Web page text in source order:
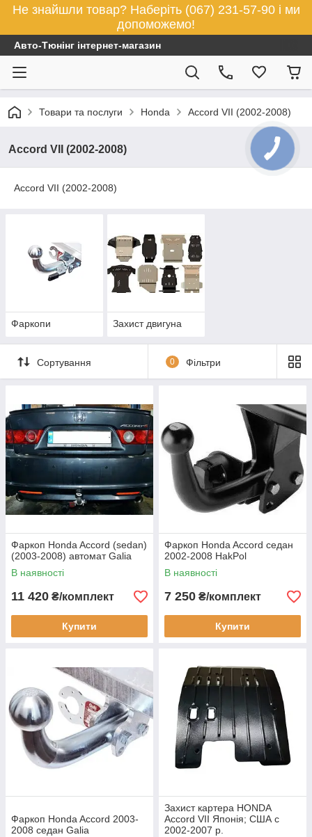
Не знайшли товар? Наберіть (067) 231-57-90 і ми
допоможемо!
Авто-Тюнінг інтернет-магазин
Товари та послуги Honda Accord VII (2002-2008)
Accord VII (2002-2008)
Accord VII (2002-2008)
Фаркопи Захист двигуна
Сортування 0 Фільтри
Фаркоп Honda Accord (sedan)
(2003-2008) автомат Galia
В наявності
11 420 ₴/комплект
Купити
Фаркоп Honda Accord седан
2002-2008 HakPol
В наявності
7 250 ₴/комплект
Купити
Фаркоп Honda Accord 2003-
2008 седан Galia
Захист картера HONDA
Accord VII Японія; США c
2002-2007 р.